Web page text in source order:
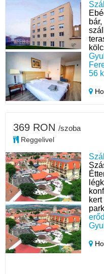
56
369 RON /szoba
Reggelivel